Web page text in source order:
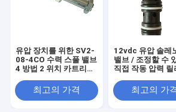
유압 장치를 위한 SV2-
08-4CO 수력 스풀 밸브
4 방법 2 위치 카트리지
최고의 가격
12vdc 유압 솔레
밸브 / 조정할 수
직접 작동 압력 릴
최고의 가